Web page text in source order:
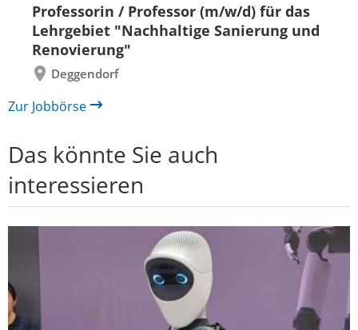
Professorin / Professor (m/w/d) für das
Lehrgebiet "Nachhaltige Sanierung und
Renovierung"
Deggendorf
zurück
Zur Jobbörse
Das könnte Sie auch
interessieren